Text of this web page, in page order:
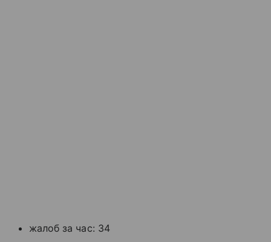
жалоб за час: 34